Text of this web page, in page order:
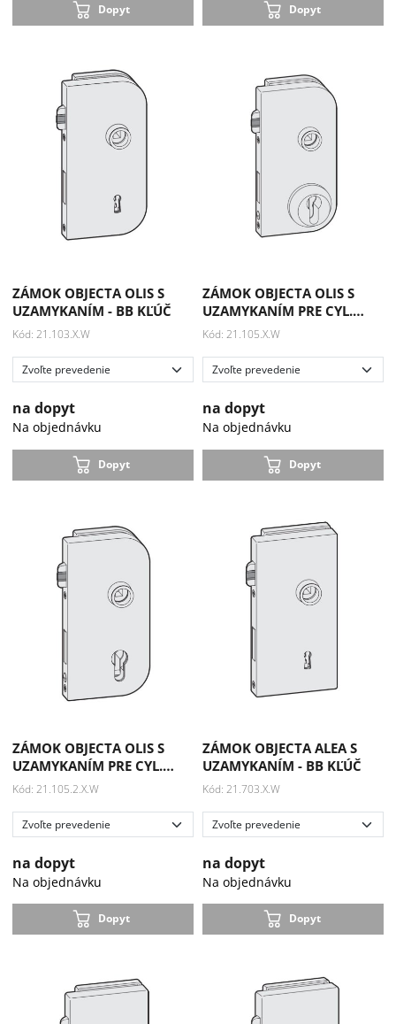
Dopyt Dopyt
ZÁMOK OBJECTA OLIS S
UZAMYKANÍM - BB KĽÚČ
Kód: 21.103.X.W
na dopyt
Na objednávku
Dopyt
ZÁMOK OBJECTA OLIS S
UZAMYKANÍM PRE CYL.…
Kód: 21.105.X.W
na dopyt
Na objednávku
Dopyt
ZÁMOK OBJECTA OLIS S
UZAMYKANÍM PRE CYL.…
Kód: 21.105.2.X.W
na dopyt
Na objednávku
Dopyt
ZÁMOK OBJECTA ALEA S
UZAMYKANÍM - BB KĽÚČ
Kód: 21.703.X.W
na dopyt
Na objednávku
Dopyt